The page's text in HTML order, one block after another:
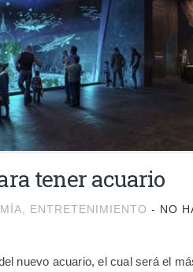
tener acuario
ENTRETENIMIENTO - NO
nuevo acuario, el cual será el